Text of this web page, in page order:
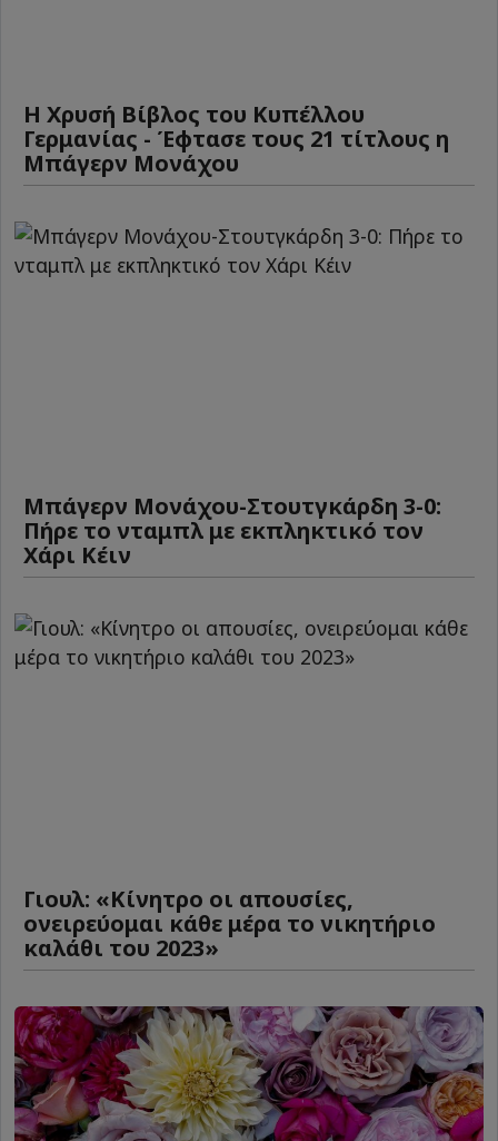
Η Χρυσή Βίβλος του Κυπέλλου
Γερμανίας - Έφτασε τους 21 τίτλους η
Μπάγερν Μονάχου
Μπάγερν Μονάχου-Στουτγκάρδη 3-0:
Πήρε το νταμπλ με εκπληκτικό τον
Χάρι Κέιν
Γιουλ: «Κίνητρο οι απουσίες,
ονειρεύομαι κάθε μέρα το νικητήριο
καλάθι του 2023»